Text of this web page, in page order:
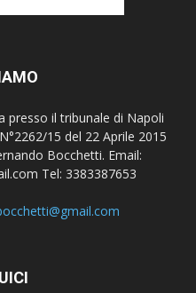
presso il tribunale di Napoli
15 del 22 Aprile 2015
Bocchetti. Email:
Tel: 3383387653